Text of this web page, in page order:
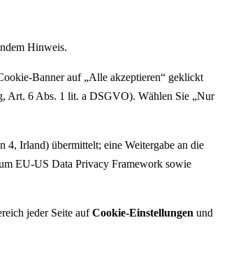
Hinweis.
Banner auf „Alle akzeptieren“ geklickt
Art. 6 Abs. 1 lit. a DSGVO). Wählen Sie „Nur
Irland) übermittelt; eine Weitergabe an die
EU-US Data Privacy Framework sowie
jeder Seite aufCookie-Einstellungen und